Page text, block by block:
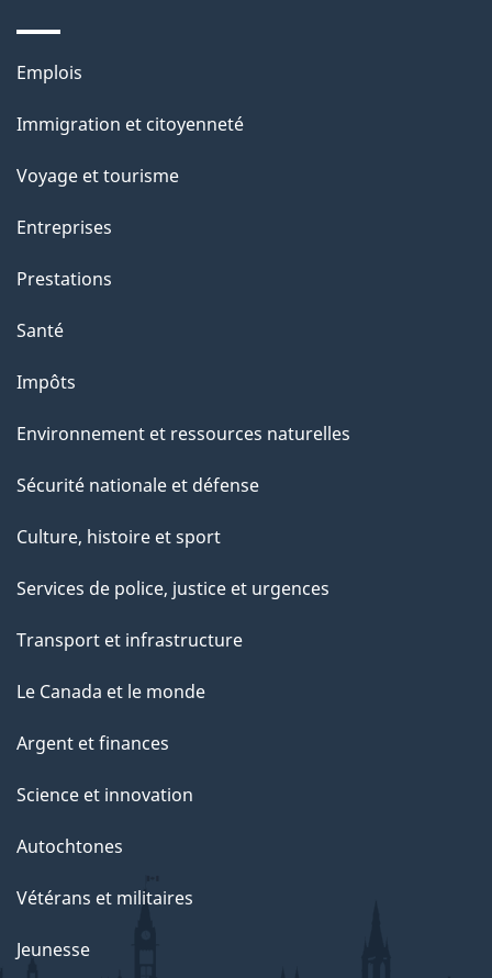
l
a
a
g
"
Thèmes
sujets
Emplois
Immigration et citoyenneté
Voyage et tourisme
Entreprises
Prestations
Santé
Impôts
Environnement et ressources naturelles
Sécurité nationale et défense
Culture, histoire et sport
Services de police, justice et urgences
Transport et infrastructure
Le Canada et le monde
Argent et finances
Science et innovation
Autochtones
Vétérans et militaires
Jeunesse